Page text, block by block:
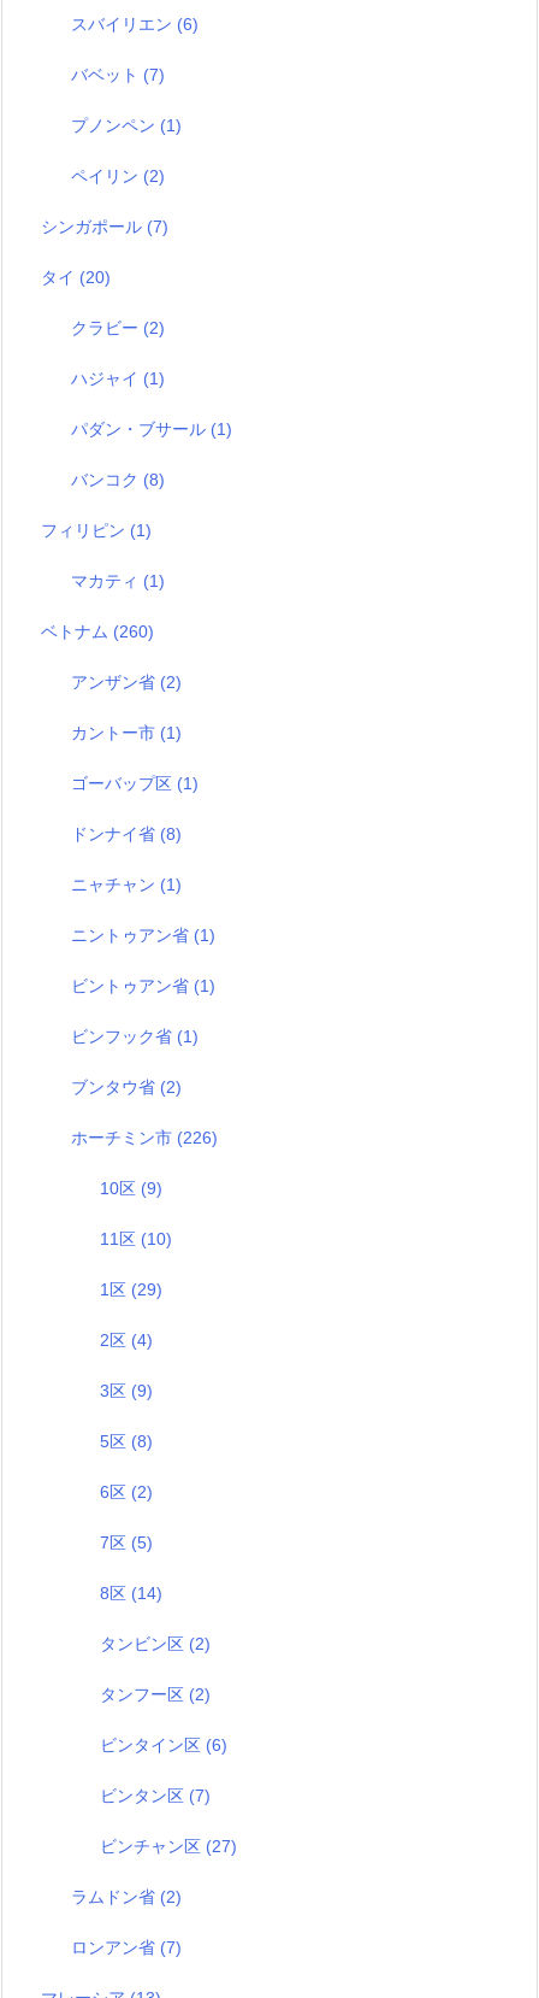
スバイリエン (6)
バベット (7)
プノンペン (1)
ペイリン (2)
シンガポール (7)
タイ (20)
クラビー (2)
ハジャイ (1)
パダン・ブサール (1)
バンコク (8)
フィリピン (1)
マカティ (1)
ベトナム (260)
アンザン省 (2)
カントー市 (1)
ゴーバップ区 (1)
ドンナイ省 (8)
ニャチャン (1)
ニントゥアン省 (1)
ビントゥアン省 (1)
ビンフック省 (1)
ブンタウ省 (2)
ホーチミン市 (226)
10区 (9)
11区 (10)
1区 (29)
2区 (4)
3区 (9)
5区 (8)
6区 (2)
7区 (5)
8区 (14)
タンビン区 (2)
タンフー区 (2)
ビンタイン区 (6)
ビンタン区 (7)
ビンチャン区 (27)
ラムドン省 (2)
ロンアン省 (7)